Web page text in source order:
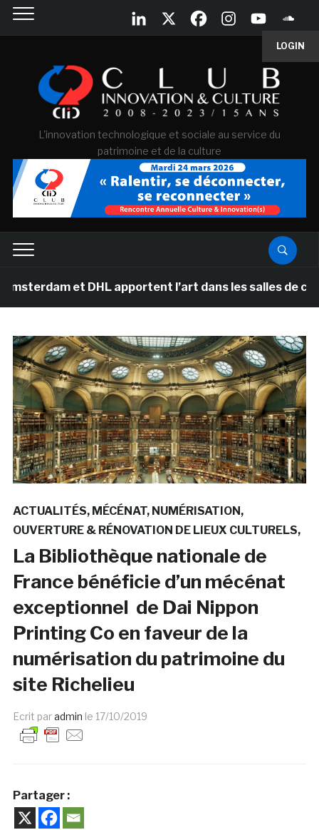
LOGIN
L'innovation technologique et sociale au service du
patrimoine et de la culture
et DHL apportent l’art dans les salles de classe des
ACTUALITÉS MÉCÉNAT NUMÉRISATION
OUVERTURE & RÉNOVATION DE LIEUX CULTURELS
La Bibliothèque nationale de
France bénéficie d’un mécénat
exceptionnel de Dai Nippon
Printing Co en faveur de la
numérisation du patrimoine du
site Richelieu
Ecrit paradmin le 17/10/2019
Partager :